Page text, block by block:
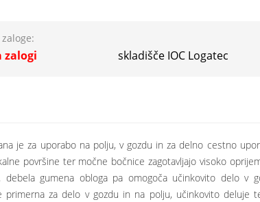
zalogi skladišče IOC Logatec
je za uporabo na polju, v gozdu in za delno cestno
površine ter močne bočnice zagotavljajo visoko
gumena obloga pa omogoča učinkovito delo v
za delo v gozdu in na polju, učinkovito deluje